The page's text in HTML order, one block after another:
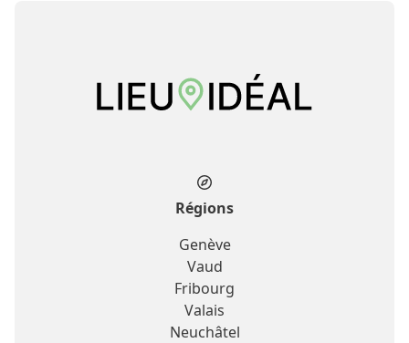
Régions
Genève
Vaud
Fribourg
Valais
Neuchâtel